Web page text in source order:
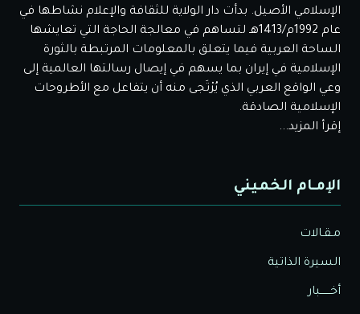
الإسلامي الأصيل. بدأت دار الولاية للثقافة والإعلام نشاطها في
عام 1992م/1413هـ لتساهم في معالجة الحاجة التي تعايشها
الساحة العربية فيما يتعلق بالمعلومات المرتبطة بالثورة
الإسلامية في إيران بما يسهم في إيصال رسالتها العالمية إلى
وعي الواقع العربي الذي يُرْتَجى منه أن يتفاعل مع الأطروحات
الإسلامية الصادقة.
إقرأ المزيد...
الإمـام الخميني
مـقـالات
السيرة الذاتية
أخــــــبار